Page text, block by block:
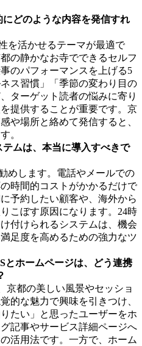
どのような内容を発信すれ
を活かせるテーマが最適で
の静かなお寺でできるセルフ
のパフォーマンスを上げる5
ス習慣」「季節の変わり目の
ターゲット読者の悩みに寄り
提供することが重要です。京
や場所と絡めて発信すると、
。
ムは、本当に導入すべきで
めします。電話やメールでの
時間的コストがかかるだけで
予約したい顧客や、海外から
こぼす原因になります。24時
付けられるシステムは、機会
足度を高めるための強力なツ
とホームページは、どう連携
京都の美しい風景やセッショ
的な魅力で興味を引きつけ、
りたい」と思ったユーザーをホ
記事やサービス詳細ページへ
活用法です。一方で、ホーム